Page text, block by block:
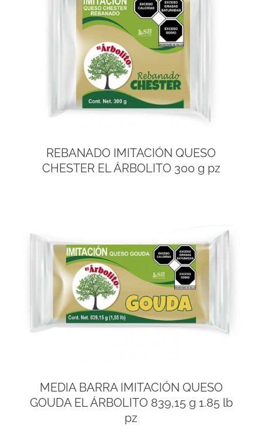
REBANADO IMITACIÓN QUESO
CHESTER EL ÁRBOLITO 300 g pz
MEDIA BARRA IMITACIÓN QUESO
GOUDA EL ÁRBOLITO 839,15 g 1.85 lb
pz